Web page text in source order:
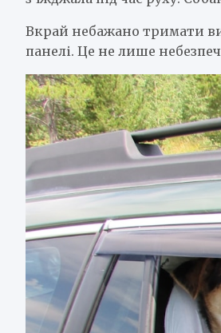
Вкрай небажано тримати
панелі. Це не лише